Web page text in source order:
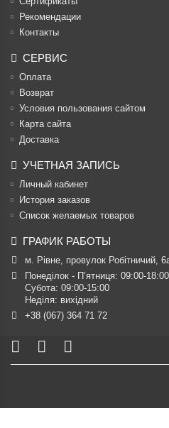
Рекомендации
Контакты
СЕРВИС
Оплата
Возврат
Условия пользования сайтом
Карта сайта
Доставка
УЧЕТНАЯ ЗАПИСЬ
Личный кабинет
История заказов
Список желаемых товаров
ГРАФИК РАБОТЫ
м. Рівне, провулок Робітничий,
Понеділок - П’ятниця: 09:00-18:00
Субота: 09:00-15:00
Неділя: вихідний
+38 (067) 364 71 72